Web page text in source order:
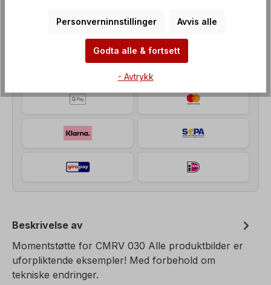
Beskrivelse av
Momentstøtte for CMRV 030 Alle produktbilder er
uforpliktende eksempler! Med forbehold om
tekniske endringer.
Personverninnstillinger Avvis alle
Godta alle & fortsett
- Avtrykk